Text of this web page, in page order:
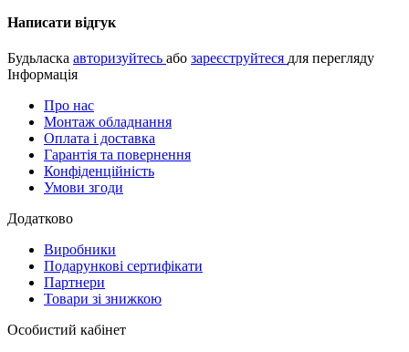
Написати відгук
Будьласка авторизуйтесь або зареєструйтеся для перегляду
Інформація
Про нас
Монтаж обладнання
Оплата і доставка
Гарантія та повернення
Конфіденційність
Умови згоди
Додатково
Виробники
Подарункові сертифікати
Партнери
Товари зі знижкою
Особистий кабінет